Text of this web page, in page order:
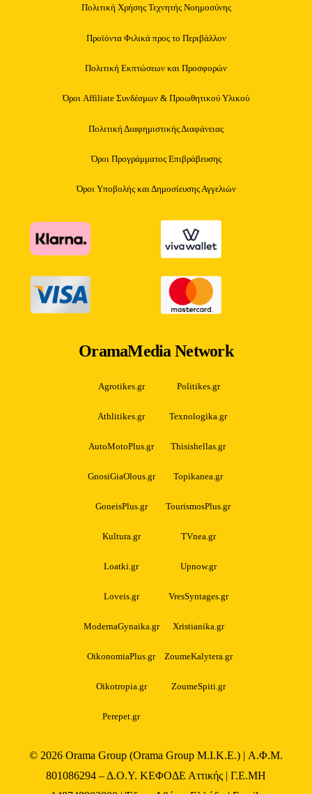
Πολιτική Χρήσης Τεχνητής Νοημοσύνης
Προϊόντα Φιλικά προς το Περιβάλλον
Πολιτική Εκπτώσεων και Προσφορών
Όροι Affiliate Συνδέσμων & Προωθητικού Υλικού
Πολιτική Διαφημιστικής Διαφάνειας
Όροι Προγράμματος Επιβράβευσης
Όροι Υποβολής και Δημοσίευσης Αγγελιών
OramaMedia Network
Agrotikes.gr Politikes.gr
Athlitikes.gr Texnologika.gr
AutoMotoPlus.gr Thisishellas.gr
GnosiGiaOlous.gr Topikanea.gr
GoneisPlus.gr TourismosPlus.gr
Kultura.gr TVnea.gr
Loatki.gr Upnow.gr
Loveis.gr VresSyntages.gr
ModernaGynaika.gr Xristianika.gr
OikonomiaPlus.gr ZoumeKalytera.gr
Oikotropia.gr ZoumeSpiti.gr
Perepet.gr
© 2026 Orama Group (Orama Group Μ.Ι.Κ.Ε.) | Α.Φ.Μ.
801086294 – Δ.Ο.Υ. ΚΕΦΟΔΕ Αττικής | Γ.Ε.ΜΗ